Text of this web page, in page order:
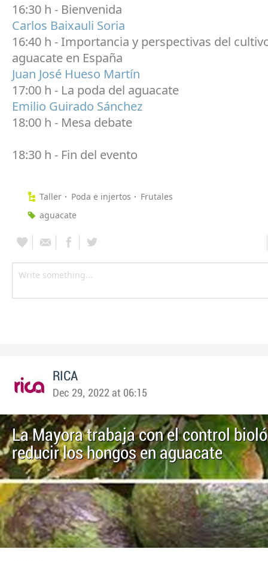
16:30 h - Bienvenida
Carlos Baixauli Soria
16:40 h - Importancia y perspectivas del
aguacate en España
Juan José Hueso Martín
17:00 h - La poda del aguacate
Emilio Guirado Sánchez
18:00 h - Mesa debate
18:30 h - Fin del evento
Taller Poda e injertos
Frutales
aguacate
RICA
Dec 29, 2022 at 06:15
La Mayora trabaja con el control
reducir los hongos en aguacate